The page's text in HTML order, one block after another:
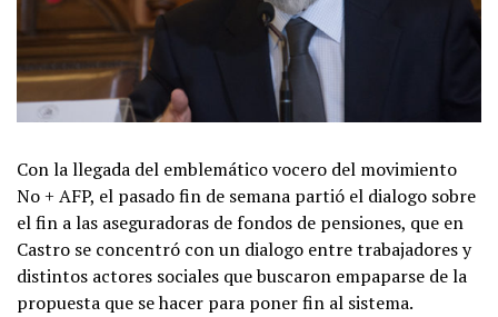
Con la llegada del emblemático vocero del movimiento
No + AFP, el pasado fin de semana partió el dialogo sobre
el fin a las aseguradoras de fondos de pensiones, que en
Castro se concentró con un dialogo entre trabajadores y
distintos actores sociales que buscaron empaparse de la
propuesta que se hacer para poner fin al sistema.